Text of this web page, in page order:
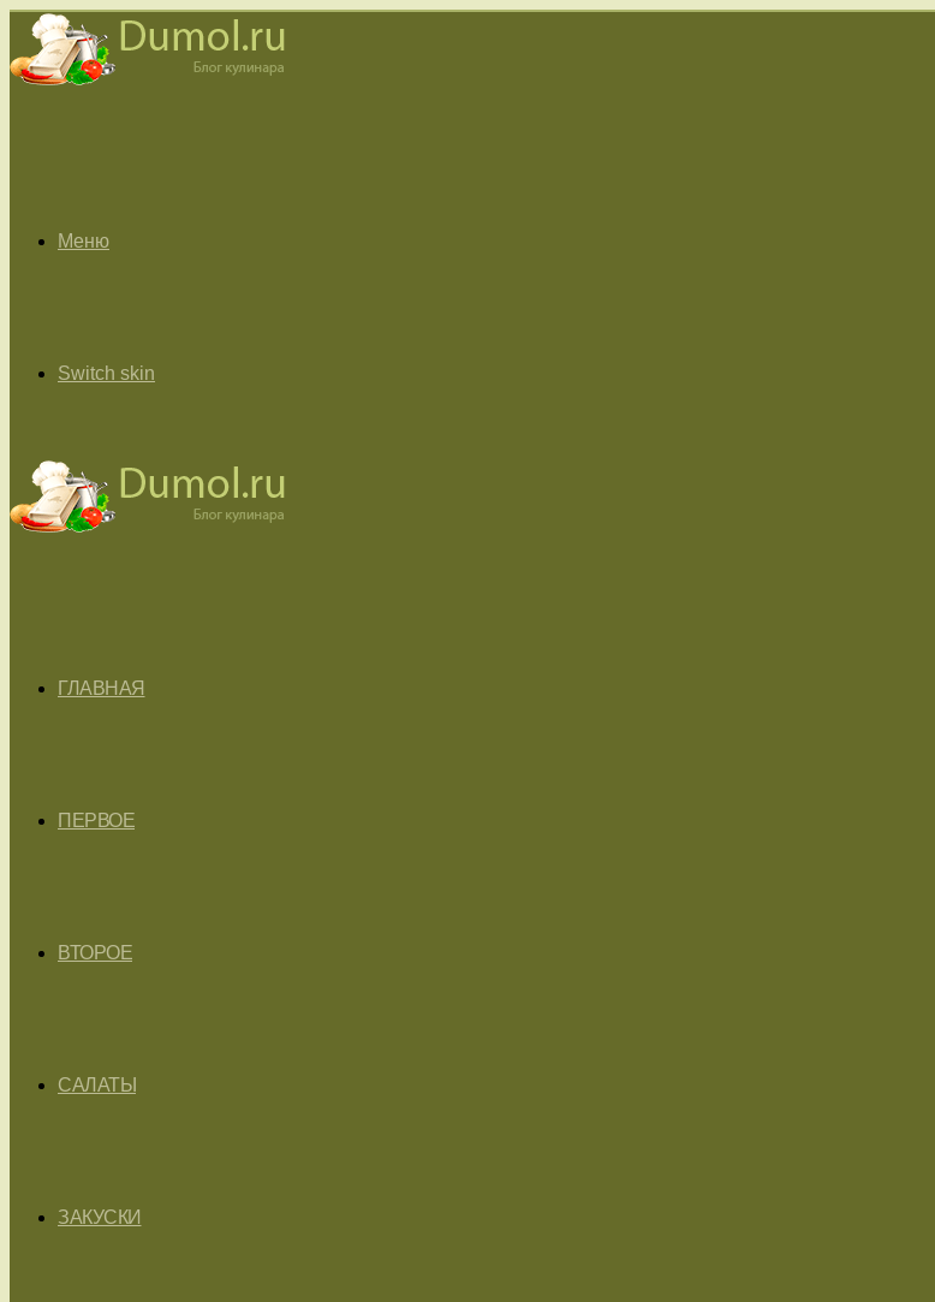
Меню
Switch skin
ГЛАВНАЯ
ПЕРВОЕ
ВТОРОЕ
САЛАТЫ
ЗАКУСКИ